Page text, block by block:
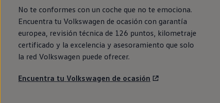
No te conformes con un coche que no te emociona.
Encuentra tu Volkswagen de ocasión con garantía
europea, revisión técnica de 126 puntos, kilometraje
certificado y la excelencia y asesoramiento que solo
la red Volkswagen puede ofrecer.
Encuentra tu Volkswagen de ocasión